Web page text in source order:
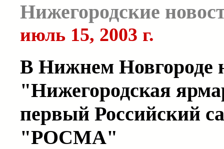
Нижегородские
июль 15, 2003 г.
В Нижнем Новгороде
"Нижегородская
первый Российский
"РОСМА"